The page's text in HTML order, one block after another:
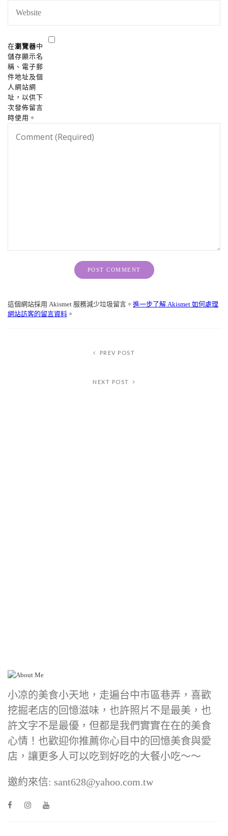
在瀏覽器中
儲存顯示名
稱、電子郵
件地址及個
人網站網
址，以供下
次發佈留言
時使用。
這個網站採用 Akismet 服務減少垃圾留言。 進一步了解 Akismet 如何處理
網站訪客的留言資料 。
PREV POST
NEXT POST
小凉的美食小天地，走遍台中市區巷弄，喜歡
挖掘老店的回憶滋味，也許照片不是最美，也
許文字不是最優，但都是我們實實在在的美食
心情！也歡迎你推薦你心目中的回憶美食與愛
店，讓更多人可以吃到好吃的大餐小吃～～
邀約來信: sant628@yahoo.com.tw